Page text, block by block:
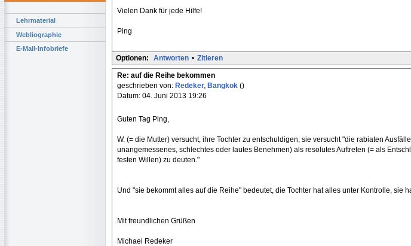
Lehrmaterial
Webliographie
E-Mail-Infobriefe
Vielen Dank für jede Hilfe!
Ping
Optionen: Antworten • Zitieren
Re: auf die Reihe bekommen
geschrieben von: Redeker, Bangkok ()
Datum: 04. Juni 2013 19:26
Guten Tag Ping,
W. (= die Mutter) versucht, ihre Tochter zu entschuldigen; sie versucht "die rabiaten
unangemessenes, schlechtes oder lautes Benehmen) als resolutes Auftreten (= als
festen Willen) zu deuten."
Und "sie bekommt alles auf die Reihe" bedeutet, die Tochter hat alles unter Kontrolle, sie
Mit freundlichen Grüßen
Michael Redeker